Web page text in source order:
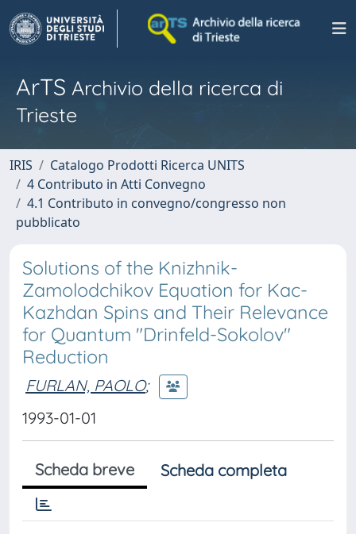
ArTS Archivio della ricerca di
Trieste
IRIS
Catalogo Prodotti Ricerca UNITS
4 Contributo in Atti Convegno
4.1 Contributo in convegno/congresso non
pubblicato
Solutions of the Knizhnik-
Zamolodchikov Equation for Kac-
Kazhdan Spins and Their Relevance
for Quantum "Drinfeld-Sokolov"
Reduction
FURLAN, PAOLO;
1993-01-01
Scheda breve Scheda completa